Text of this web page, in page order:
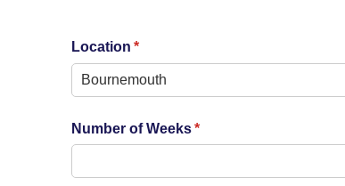
Location *
(required)
Number of Weeks*
(required)